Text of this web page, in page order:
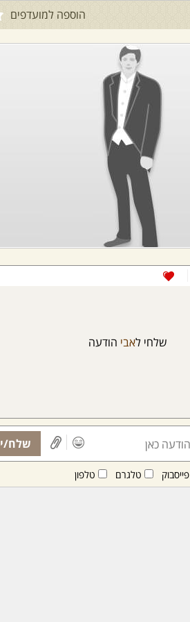
הוספה למועדפים
שלחי לאבי הודעה
שלח/י
פייסבוק טלגרם טלפון